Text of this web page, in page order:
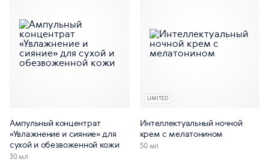
Ампульный концентрат
«Увлажнение и сияние» для
сухой и обезвоженной кожи
30 мл
LIMITED
Интеллектуальный ночной
крем с мелатонином
50 мл